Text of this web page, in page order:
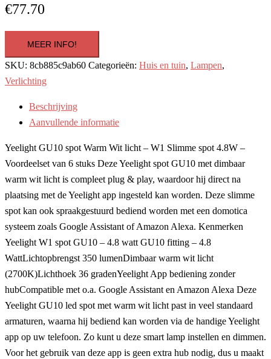
€77.70
MEER INFO!
SKU: 8cb885c9ab60 Categorieën: Huis en tuin, Lampen,
Verlichting
Beschrijving
Aanvullende informatie
Yeelight GU10 spot Warm Wit licht – W1 Slimme spot 4.8W –
Voordeelset van 6 stuks Deze Yeelight spot GU10 met dimbaar
warm wit licht is compleet plug & play, waardoor hij direct na
plaatsing met de Yeelight app ingesteld kan worden. Deze slimme
spot kan ook spraakgestuurd bediend worden met een domotica
systeem zoals Google Assistant of Amazon Alexa. Kenmerken
Yeelight W1 spot GU10 – 4.8 watt GU10 fitting – 4.8
WattLichtopbrengst 350 lumenDimbaar warm wit licht
(2700K)Lichthoek 36 gradenYeelight App bediening zonder
hubCompatible met o.a. Google Assistant en Amazon Alexa Deze
Yeelight GU10 led spot met warm wit licht past in veel standaard
armaturen, waarna hij bediend kan worden via de handige Yeelight
app op uw telefoon. Zo kunt u deze smart lamp instellen en dimmen.
Voor het gebruik van deze app is geen extra hub nodig, dus u maakt